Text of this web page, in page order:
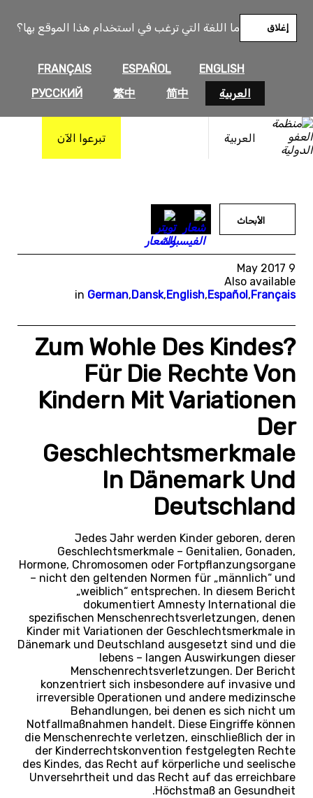
ما اللغة التي ترغب في استخدام هذا الموقع بها؟
ENGLISH
ESPAÑOL
FRANÇAIS
العربية
简中
繁中
РУССКИЙ
إغلاق
العربية تبرعوا الآن
المحتوى
الأبحاث
9 May 2017
Also available
in German,Dansk,English,Español,Français
Zum Wohle Des Kindes?
Für Die Rechte Von
Kindern Mit Variationen
Der
Geschlechtsmerkmale
In Dänemark Und
Deutschland
Jedes Jahr werden Kinder geboren, deren
Geschlechtsmerkmale – Genitalien, Gonaden,
Hormone, Chromosomen oder Fortpflanzungsorgane
– nicht den geltenden Normen für „männlich“ und
„weiblich“ entsprechen. In diesem Bericht
dokumentiert Amnesty International die
spezifischen Menschenrechtsverletzungen, denen
Kinder mit Variationen der Geschlechtsmerkmale in
Dänemark und Deutschland ausgesetzt sind und die
lebens – langen Auswirkungen dieser
Menschenrechtsverletzungen. Der Bericht
konzentriert sich insbesondere auf invasive und
irreversible Operationen und andere medizinsche
Behandlungen, bei denen es sich nicht um
Notfallmaßnahmen handelt. Diese Eingriffe können
die Menschenrechte verletzen, einschließlich der in
der Kinderrechtskonvention festgelegten Rechte
des Kindes, das Recht auf körperliche und seelische
Unversehrtheit und das Recht auf das erreichbare
Höchstmaß an Gesundheit.